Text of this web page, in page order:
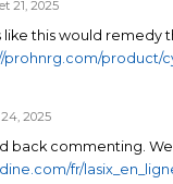
21, 2025
like this would remedy
prohnrg.com/product/
2025
back commenting.
fr/